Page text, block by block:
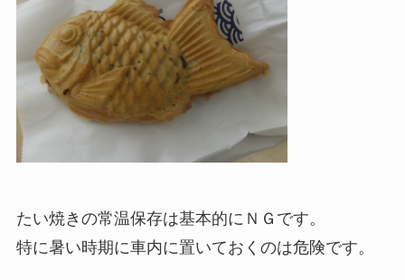
たい焼きの常温保存は基本的にＮＧです。
特に暑い時期に車内に置いておくのは危険です。